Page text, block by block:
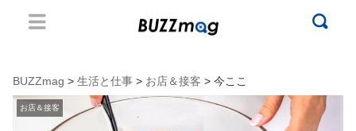
BUZZmag > 生活と仕事 > お店＆接客 > 今ここ
お店＆接客